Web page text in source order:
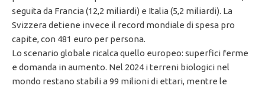
seguita da Francia (12,2 miliardi) e Italia (5,2 miliardi). La
Svizzera detiene invece il record mondiale di spesa pro
capite, con 481 euro per persona.
Lo scenario globale ricalca quello europeo: superfici ferme
e domanda in aumento. Nel 2024 i terreni biologici nel
mondo restano stabili a 99 milioni di ettari, mentre le